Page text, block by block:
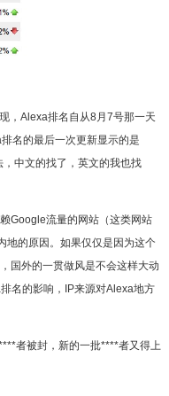
，Alexa排名自从8月7号那一天
名的最后一次更新显示的是
，中文的找了，英文的我也找
Google流量的网站（这类网站
地的原因。如果仅仅是因为这个
国外的一贯做风是不会这样大动
名的影响，IP来源对Alexa地方
者被封，新的一批****者又得上